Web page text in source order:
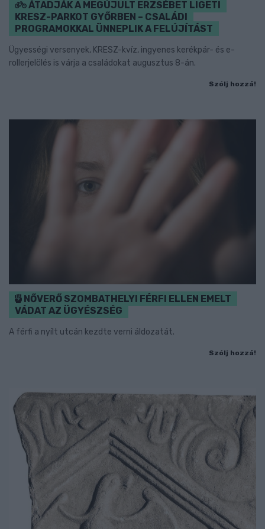
ÁTADJÁK A MEGÚJULT ERZSÉBET LIGETI
KRESZ-PARKOT GYŐRBEN – CSALÁDI
PROGRAMOKKAL ÜNNEPLIK A FELÚJÍTÁST
Ügyességi versenyek, KRESZ-kvíz, ingyenes kerékpár- és e-
rollerjelölés is várja a családokat augusztus 8-án.
Szólj hozzá!
NŐVERŐ SZOMBATHELYI FÉRFI ELLEN EMELT
VÁDAT AZ ÜGYÉSZSÉG
A férfi a nyílt utcán kezdte verni áldozatát.
Szólj hozzá!